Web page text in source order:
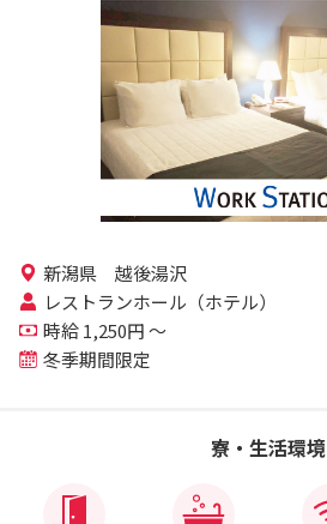
新潟県 越後湯沢
レストランホール（ホテル）
時給 1,250円 ～
冬季期間限定
寮・生活環境